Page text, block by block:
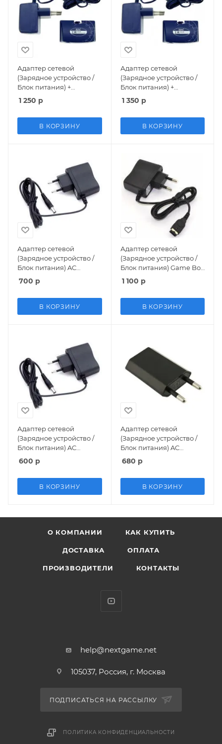
Адаптер сетевой
(Зарядное устройство /
Блок питания) +
Аккумулятор 300 mAh
(BTP-A116) (GBA)
1 250 р
В КОРЗИНУ
Адаптер сетевой
(Зарядное устройство /
Блок питания) +
Аккумулятор 1200 mAh
(BTP-A111) (GBA)
1 350 р
В КОРЗИНУ
Адаптер сетевой
(Зарядное устройство /
Блок питания) AC
Adaptor 220v 10V
Sega/Dendy/8bit/16bit
700 р
В КОРЗИНУ
Адаптер сетевой
(Зарядное устройство /
Блок питания) Game Boy
Advance SP 220V/5V
(GBA)
1 100 р
В КОРЗИНУ
Адаптер сетевой
(Зарядное устройство /
Блок питания) AC
Adaptor 220v 5V
Sega/Dendy/8bit/16bit
600 р
В КОРЗИНУ
Адаптер сетевой
(Зарядное устройство /
Блок питания) AC
Adaptor 220v 5V USB
680 р
В КОРЗИНУ
О КОМПАНИИ КАК КУПИТЬ
ДОСТАВКА ОПЛАТА
ПРОИЗВОДИТЕЛИ КОНТАКТЫ
help@nextgame.net
105037, Россия, г. Москва
ПОДПИСАТЬСЯ НА РАССЫЛКУ
ПОЛИТИКА КОНФИДЕНЦИАЛЬНОСТИ